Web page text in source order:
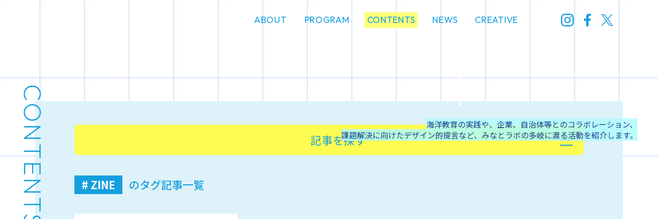
ABOUT PROGRAM CONTENTS NEWS CREATIVE
CONTENTS 海洋教育の実践や、企業、自治体等とのコラボレーション、
課題解決に向けたデザイン的提言など、みなとラボの多岐に渡る活動を紹介します。
記事を探す
# ZINE のタグ記事一覧